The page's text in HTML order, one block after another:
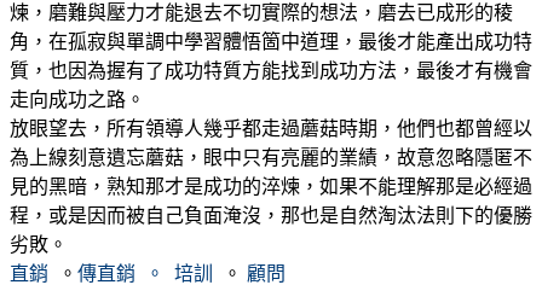
煉，磨難與壓力才能退去不切實際的想法，磨去已成形的稜
角，在孤寂與單調中學習體悟箇中道理，最後才能產出成功特
質，也因為握有了成功特質方能找到成功方法，最後才有機會
走向成功之路。
放眼望去，所有領導人幾乎都走過蘑菇時期，他們也都曾經以
為上線刻意遺忘蘑菇，眼中只有亮麗的業績，故意忽略隱匿不
見的黑暗，熟知那才是成功的淬煉，如果不能理解那是必經過
程，或是因而被自己負面淹沒，那也是自然淘汰法則下的優勝
劣敗。
直銷 。 傳直銷 。 培訓 。 顧問